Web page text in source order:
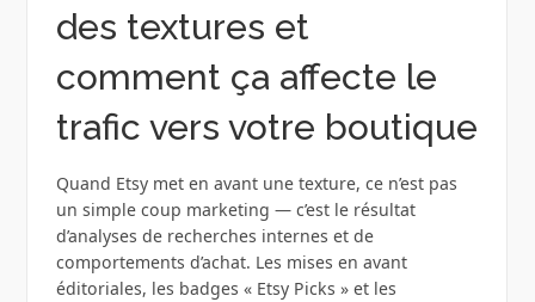
des textures et
comment ça affecte le
trafic vers votre boutique
Quand Etsy met en avant une texture, ce n’est pas
un simple coup marketing — c’est le résultat
d’analyses de recherches internes et de
comportements d’achat. Les mises en avant
éditoriales, les badges « Etsy Picks » et les